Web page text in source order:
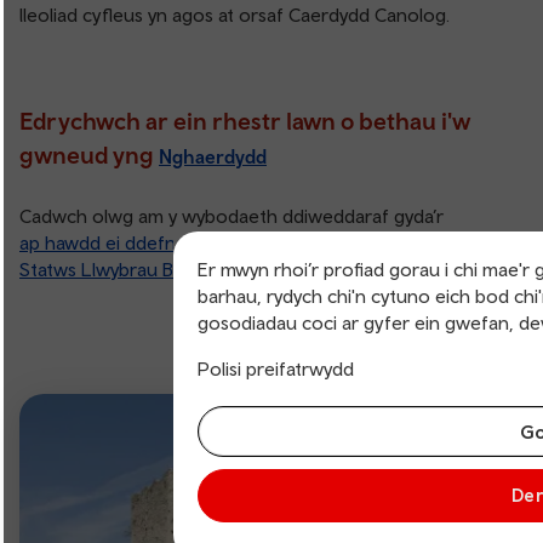
Er mwyn rhoi’r profiad gorau i chi mae'r
barhau, rydych chi'n cytuno eich bod
gosodiadau coci ar gyfer ein gwefan,
Polisi preifatrwydd
lleoliad cyfleus yn agos at orsaf Caerdydd Canolog.
Edrychwch ar ein rhestr lawn o bethau i'w
gwneud yng Nghaerdydd
Cadwch olwg am y wybodaeth ddiweddaraf gyda’r
ap hawdd ei ddefnyddio
Statws Llwybrau Byw i weld y wybodaeth ddiweddaraf.